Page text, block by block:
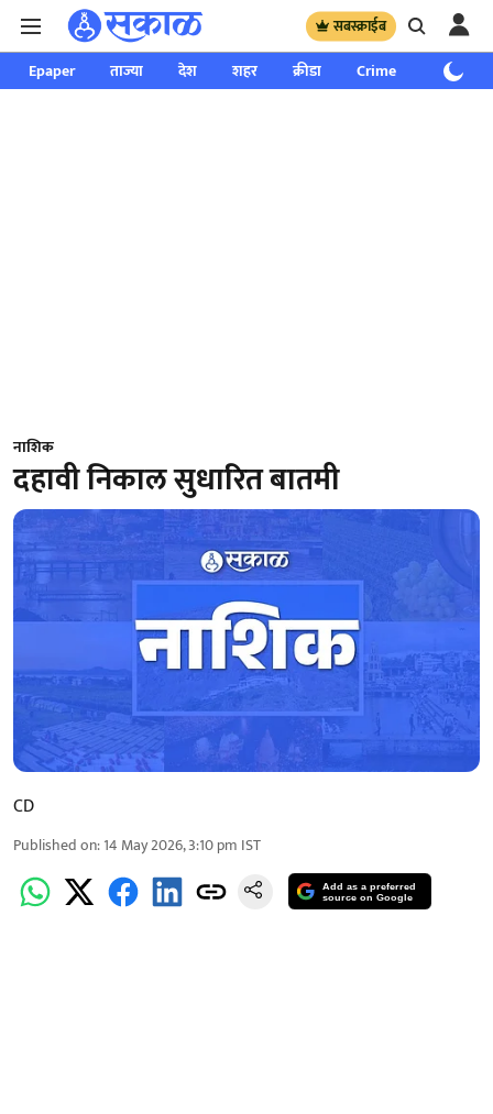
सबस्क्राईब
Epaper ताज्या देश शहर क्रीडा Crime साप्ताहिक
नाशिक
दहावी निकाल सुधारित बातमी
CD
Published on:14 May 2026, 3:10 pm IST
Add as a preferred
source on Google